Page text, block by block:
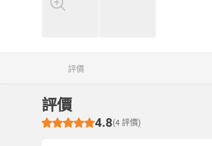
評價
評價
4.8(4 評價)